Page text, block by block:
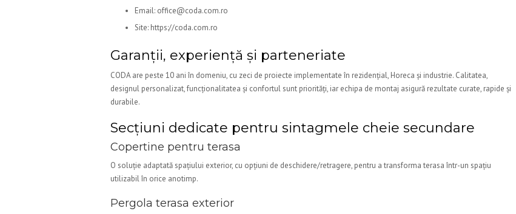
Email: office@coda.com.ro
Site: https://coda.com.ro
Garanții, experiență și parteneriate
CODA are peste 10 ani în domeniu, cu zeci de proiecte implementate în rezidențial, Horeca și industrie. Calitatea,
designul personalizat, funcționalitatea și confortul sunt priorități, iar echipa de montaj asigură rezultate curate, rapide și
durabile.
Secțiuni dedicate pentru sintagmele cheie secundare
Copertine pentru terasa
O soluție adaptată spațiului exterior, cu opțiuni de deschidere/retragere, pentru a transforma terasa într-un spațiu
utilizabil în orice anotimp.
Pergola terasa exterior